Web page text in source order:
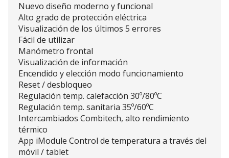
Nuevo diseño moderno y funcional
Alto grado de protección eléctrica
Visualización de los últimos 5 errores
Fácil de utilizar
Manómetro frontal
Visualización de información
Encendido y elección modo funcionamiento
Reset / desbloqueo
Regulación temp. calefacción 30º/80ºC
Regulación temp. sanitaria 35º/60ºC
Intercambiados Combitech, alto rendimiento
térmico
App iModule Control de temperatura a través del
móvil / tablet